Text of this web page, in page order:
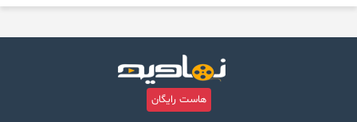
هاست رایگان